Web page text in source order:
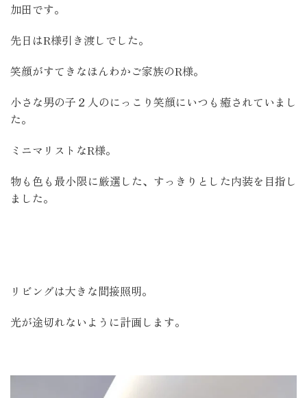
加田です。
先日はR様引き渡しでした。
笑顔がすてきなほんわかご家族のR様。
小さな男の子２人のにっこり笑顔にいつも癒されていまし
た。
ミニマリストなR様。
物も色も最小限に厳選した、すっきりとした内装を目指し
ました。
リビングは大きな間接照明。
光が途切れないように計画します。